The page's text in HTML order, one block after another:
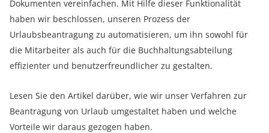
Dokumenten vereinfachen. Mit Hilfe dieser Funktionalität
haben wir beschlossen, unseren Prozess der
Urlaubsbeantragung zu automatisieren, um ihn sowohl für
die Mitarbeiter als auch für die Buchhaltungsabteilung
effizienter und benutzerfreundlicher zu gestalten.
Lesen Sie den Artikel darüber, wie wir unser Verfahren zur
Beantragung von Urlaub umgestaltet haben und welche
Vorteile wir daraus gezogen haben.